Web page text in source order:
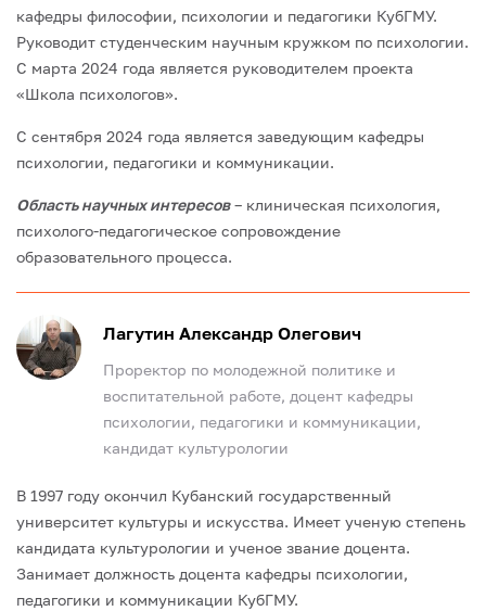
кафедры философии, психологии и педагогики КубГМУ.
Руководит студенческим научным кружком по психологии.
С марта 2024 года является руководителем проекта
«Школа психологов».
С сентября 2024 года является заведующим кафедры
психологии, педагогики и коммуникации.
Область научных интересов– клиническая психология,
психолого-педагогическое сопровождение
образовательного процесса.
Лагутин Александр Олегович
Проректор по молодежной политике и
воспитательной работе, доцент кафедры
психологии, педагогики и коммуникации,
кандидат культурологии
В 1997 году окончил Кубанский государственный
университет культуры и искусства. Имеет ученую степень
кандидата культурологии и ученое звание доцента.
Занимает должность доцента кафедры психологии,
педагогики и коммуникации КубГМУ.